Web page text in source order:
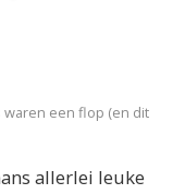
waren een flop (en dit
allerlei leuke